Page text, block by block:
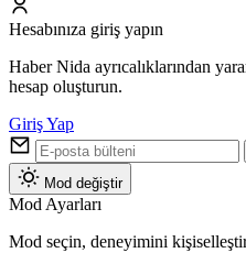
Hesabınıza giriş yapın
Haber Nida ayrıcalıklarından
hesap oluşturun.
Giriş Yap
Mod değiştir
Mod Ayarları
Mod seçin, deneyimini